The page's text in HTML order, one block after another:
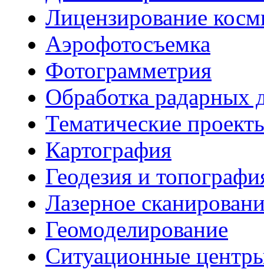
Лицензирование
Аэрофотосъемка
Фотограмметрия
Обработка радарных
Тематические
Картография
Геодезия и
Лазерное
Геомоделирование
Ситуационные